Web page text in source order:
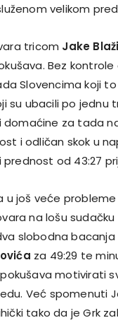
velikom
tricom Jake
Bez
Slovencima koji to
su ubacili po
za tada
i odličan skok u
od 43:27
u još veće
na lošu
slobodna
za 49:29 te
motivirati
Već spomenuti
tako da je Grk